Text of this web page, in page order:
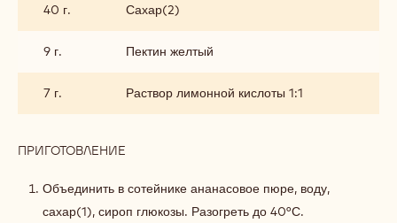
40 г. Сахар(2)
9 г. Пектин желтый
7 г. Раствор лимонной кислоты 1:1
ПРИГОТОВЛЕНИЕ
АНАНАС-
Объединить в сотейнике ананасовое пюре, воду,
сахар(1), сироп глюкозы. Разогреть до 40°С.